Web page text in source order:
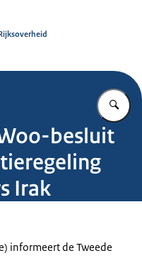
besluit
Irak
informeert de Tweede